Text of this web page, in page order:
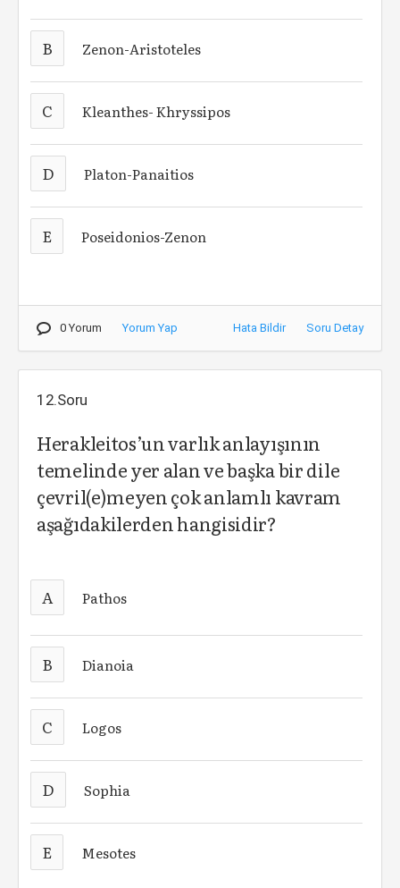
B Zenon-Aristoteles
C Kleanthes- Khryssipos
D Platon-Panaitios
E Poseidonios-Zenon
0 Yorum Yorum Yap Hata Bildir Soru Detay
12.Soru
Herakleitos’un varlık anlayışının
temelinde yer alan ve başka bir dile
çevril(e)meyen çok anlamlı kavram
aşağıdakilerden hangisidir?
A Pathos
B Dianoia
C Logos
D Sophia
E Mesotes